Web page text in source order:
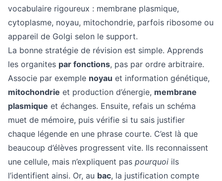
vocabulaire rigoureux : membrane plasmique,
cytoplasme, noyau, mitochondrie, parfois ribosome ou
appareil de Golgi selon le support.
La bonne stratégie de révision est simple. Apprends
les organites par fonctions, pas par ordre arbitraire.
Associe par exemple noyau et information génétique,
mitochondrie et production d’énergie, membrane
plasmique et échanges. Ensuite, refais un schéma
muet de mémoire, puis vérifie si tu sais justifier
chaque légende en une phrase courte. C’est là que
beaucoup d’élèves progressent vite. Ils reconnaissent
une cellule, mais n’expliquent pas pourquoi ils
l’identifient ainsi. Or, au bac, la justification compte